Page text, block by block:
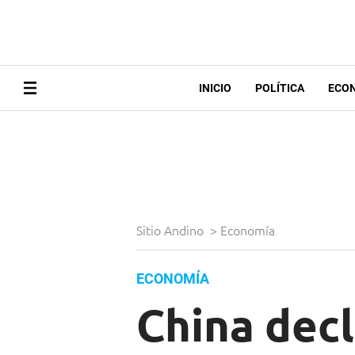
INICIO POLÍTICA
Sitio Andino > Economía
ECONOMÍA
China